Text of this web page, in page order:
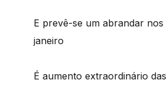
E prevê-se um abrandar
janeiro
É aumento extraordinário